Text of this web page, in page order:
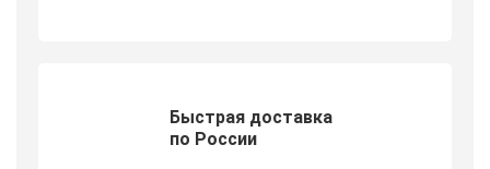
Быстрая доставка
по России